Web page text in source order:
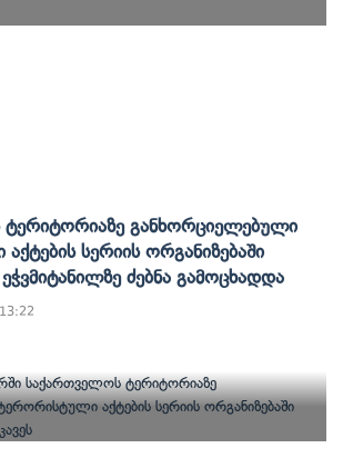
Განხორციელებული
Სერიის Ორგანიზებაში
Ძებნა Გამოცხადდა